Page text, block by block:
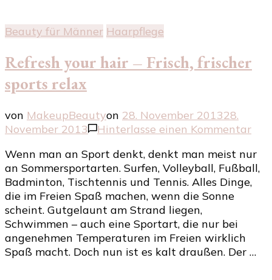
Beauty für Männer Haarpflege
Refresh your hair – Frisch, frischer
sports relax
von MakeupBeautyon 28. November 201328.
November 2013
Hinterlasse einen Kommentarzu
hair
–
Wenn man an Sport denkt, denkt man meist nur
an Sommersportarten. Surfen, Volleyball, Fußball,
Badminton, Tischtennis und Tennis. Alles Dinge,
die im Freien Spaß machen, wenn die Sonne
scheint. Gutgelaunt am Strand liegen,
Schwimmen – auch eine Sportart, die nur bei
angenehmen Temperaturen im Freien wirklich
Spaß macht. Doch nun ist es kalt draußen. Der …